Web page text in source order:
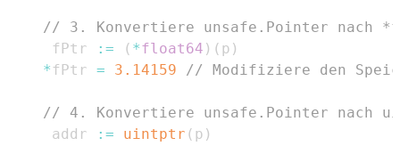
// 3. Konvertiere unsafe.Pointer nach
	 fPtr
:= ( *float64 ) ( p )
*fPtr = 3.14159 // Modifiziere den
// 4. Konvertiere unsafe.Pointer nach
	 addr
:= uintptr ( p )